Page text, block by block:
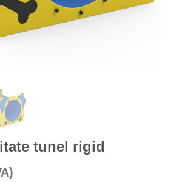
tunel rigid